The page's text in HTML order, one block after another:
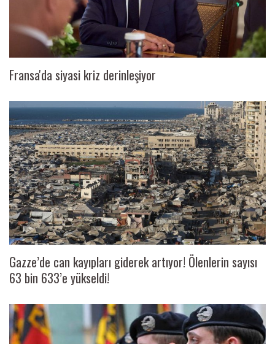
Fransa'da siyasi kriz derinleşiyor
Gazze’de can kayıpları giderek artıyor! Ölenlerin sayısı
63 bin 633’e yükseldi!